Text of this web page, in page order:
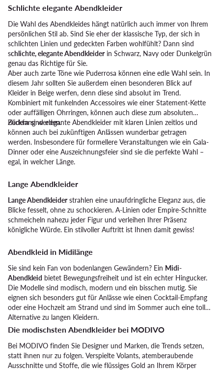
Schlichte elegante Abendkleider
Die Wahl des Abendkleides hängt natürlich auch immer von Ihrem
persönlichen Stil ab. Sind Sie eher der klassische Typ, der sich in
schlichten Linien und gedeckten Farben wohlfühlt? Dann sind
schlichte, elegante Abendkleiderin Schwarz, Navy oder Dunkelgrün
genau das Richtige für Sie.
Aber auch zarte Töne wie Puderrosa können eine edle Wahl sein. In
diesem Jahr sollten Sie außerdem einen besonderen Blick auf
Kleider in Beige werfen, denn diese sind absolut im Trend.
Kombiniert mit funkelnden Accessoires wie einer Statement-Kette
oder auffälligen Ohrringen, können auch diese zum absoluten
Blickfang werden.
Zudem sind elegante Abendkleider mit klaren Linien zeitlos und
können auch bei zukünftigen Anlässen wunderbar getragen
werden. Insbesondere für formellere Veranstaltungen wie ein Gala-
Dinner oder eine Auszeichnungsfeier sind sie die perfekte Wahl –
egal, in welcher Länge.
Lange Abendkleider
Lange Abendkleiderstrahlen eine unaufdringliche Eleganz aus, die
Blicke fesselt, ohne zu schockieren. A-Linien oder Empire-Schnitte
schmeicheln nahezu jeder Figur und verleihen Ihrer Präsenz
königliche Würde. Ein stilvoller Auftritt ist Ihnen damit gewiss!
Abendkleid in Midilänge
Sie sind kein Fan von bodenlangen Gewändern? Ein Midi-
Abendkleid bietet Bewegungsfreiheit und ist ein echter Hingucker.
Die Modelle sind modisch, modern und ein bisschen mutig. Sie
eignen sich besonders gut für Anlässe wie einen Cocktail-Empfang
oder eine Hochzeit am Strand und sind im Sommer auch eine tolle
Alternative zu langen Kleidern.
Die modischsten Abendkleider bei MODIVO
Bei MODIVO finden Sie Designer und Marken, die Trends setzen,
statt ihnen nur zu folgen. Verspielte Volants, atemberaubende
Ausschnitte und Stoffe, die wie flüssiges Gold an Ihrem Körper